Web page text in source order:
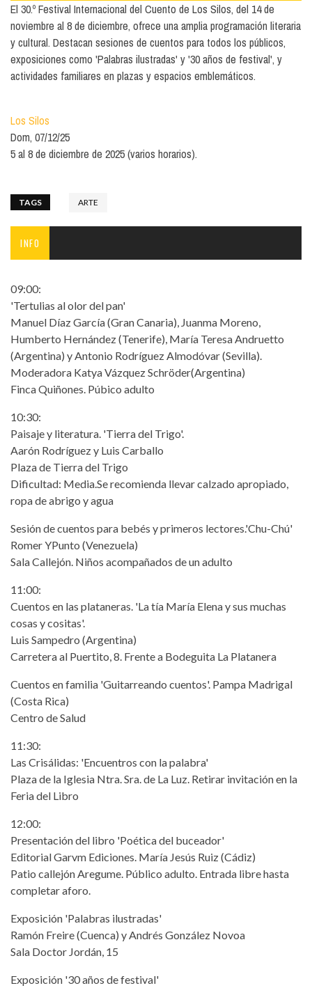
El 30.º Festival Internacional del Cuento de Los Silos, del 14 de
noviembre al 8 de diciembre, ofrece una amplia programación literaria
y cultural. Destacan sesiones de cuentos para todos los públicos,
exposiciones como 'Palabras ilustradas' y '30 años de festival', y
actividades familiares en plazas y espacios emblemáticos.
Los Silos
Dom, 07/12/25
5 al 8 de diciembre de 2025 (varios horarios).
TAGS ARTE
INFO
09:00:
'Tertulias al olor del pan'
Manuel Díaz García (Gran Canaria), Juanma Moreno,
Humberto Hernández (Tenerife), María Teresa Andruetto
(Argentina) y Antonio Rodríguez Almodóvar (Sevilla).
Moderadora Katya Vázquez Schröder(Argentina)
Finca Quiñones. Púbico adulto
10:30:
Paisaje y literatura. 'Tierra del Trigo'.
Aarón Rodríguez y Luis Carballo
Plaza de Tierra del Trigo
Dificultad: Media.Se recomienda llevar calzado apropiado,
ropa de abrigo y agua
Sesión de cuentos para bebés y primeros lectores.'Chu-Chú'
Romer YPunto (Venezuela)
Sala Callejón. Niños acompañados de un adulto
11:00:
Cuentos en las plataneras. 'La tía María Elena y sus muchas
cosas y cositas'.
Luis Sampedro (Argentina)
Carretera al Puertito, 8. Frente a Bodeguita La Platanera
Cuentos en familia 'Guitarreando cuentos'. Pampa Madrigal
(Costa Rica)
Centro de Salud
11:30:
Las Crisálidas: 'Encuentros con la palabra'
Plaza de la Iglesia Ntra. Sra. de La Luz. Retirar invitación en la
Feria del Libro
12:00:
Presentación del libro 'Poética del buceador'
Editorial Garvm Ediciones. María Jesús Ruiz (Cádiz)
Patio callejón Aregume. Público adulto. Entrada libre hasta
completar aforo.
Exposición 'Palabras ilustradas'
Ramón Freire (Cuenca) y Andrés González Novoa
Sala Doctor Jordán, 15
Exposición '30 años de festival'